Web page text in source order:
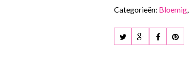
Categorieën: Bloemig,